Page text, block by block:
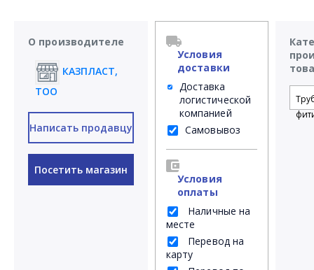
О производителе
КАЗПЛАСТ,
ТОО
Написать продавцу
Посетить магазин
Условия
доставки
Доставка
логистической
компанией
Самовывоз
Условия
оплаты
Наличные на
месте
Перевод на
карту